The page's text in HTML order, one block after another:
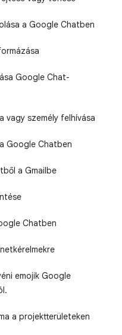
a Google Chatben
Google Chat-
vagy személy felhívása
Google Chatben
a Gmailbe
Chatben
emojik Google
a projektterületeken